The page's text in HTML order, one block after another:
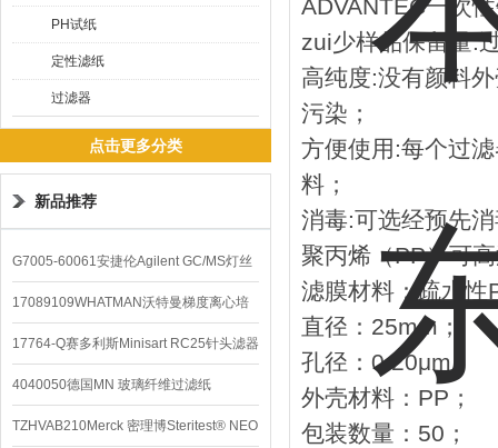
PH试纸
定性滤纸
过滤器
点击更多分类
新品推荐
G7005-60061安捷伦Agilent GC/MS灯丝
配件
17089109WHATMAN沃特曼梯度离心培
养基
17764-Q赛多利斯Minisart RC25针头滤器
4040050德国MN 玻璃纤维过滤纸
TZHVAB210Merck 密理博Steritest® NEO
ADVANTEC一次
zui少样品保留量:
高纯度:没有颜料
污染；
方便使用:每个过
料；
消毒:可选经预先
聚丙烯（PP）可
滤膜材料：疏水性
直径：25mm；
孔径：0.20μm；
外壳材料：PP；
包装数量：50；